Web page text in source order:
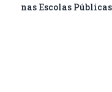
nas Escolas